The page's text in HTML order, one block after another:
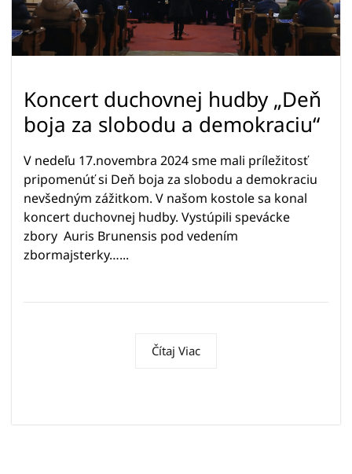
Koncert duchovnej hudby „Deň
boja za slobodu a demokraciu“
V nedeľu 17.novembra 2024 sme mali príležitosť
pripomenúť si Deň boja za slobodu a demokraciu
nevšedným zážitkom. V našom kostole sa konal
koncert duchovnej hudby. Vystúpili spevácke
zbory Auris Brunensis pod vedením
zbormajsterky…...
Čítaj Viac